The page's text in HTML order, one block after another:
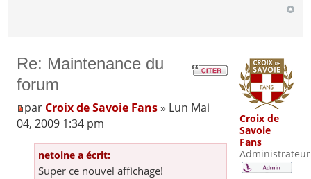
Re: Maintenance du
forum
par Croix de Savoie Fans» Lun Mai
04, 2009 1:34 pm
netoine a écrit:
Super ce nouvel affichage!
Croix de
Savoie
Fans
Administrateur